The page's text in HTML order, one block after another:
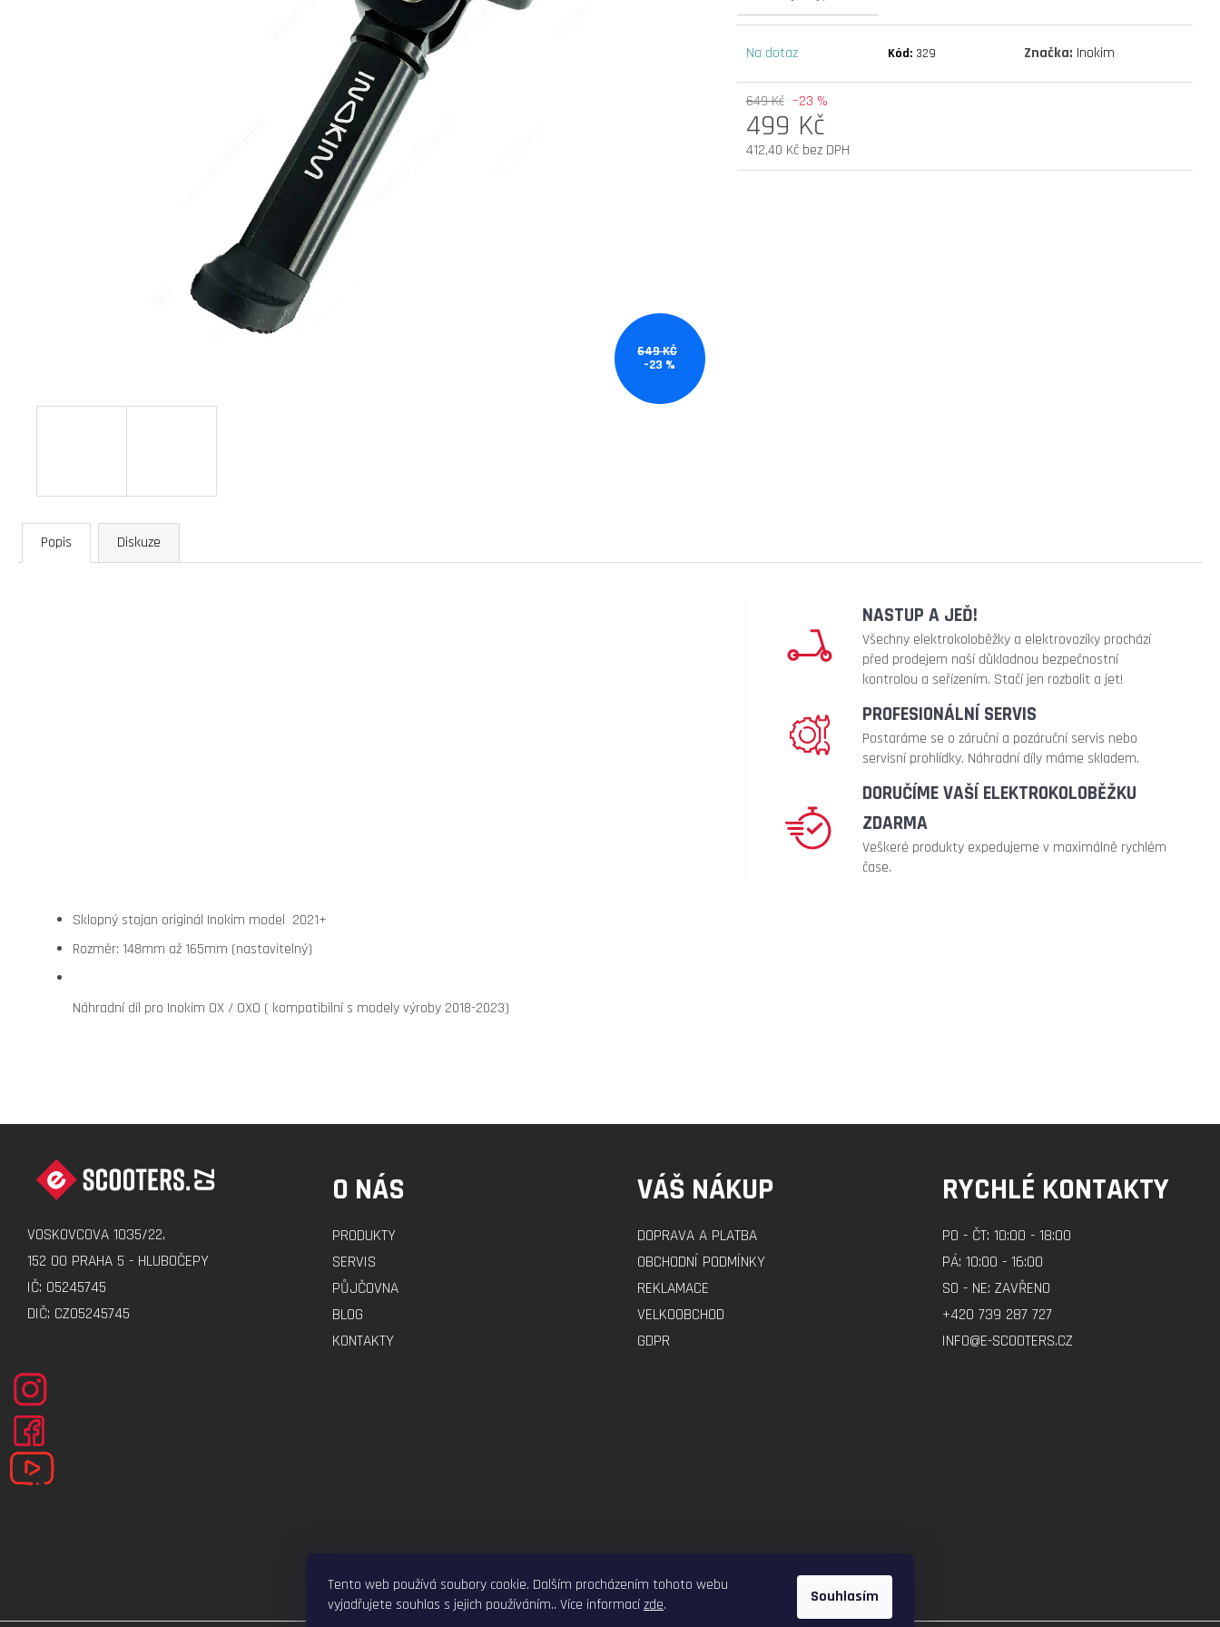
Tento web používá soubory cookie. Dalším procházením tohoto webu
vyjadřujete souhlas s jejich používáním.. Více informacízde. Souhlasím
Na dotaz Kód: 329 Značka: Inokim
649 Kč –23 %
499 Kč
412,40 Kč bez DPH
Měrná
649 KČ
–23 %
Popis Diskuze
NASTUP A JEĎ!
Všechny elektrokoloběžky a elektrovozíky prochází
před prodejem naší důkladnou bezpečnostní
kontrolou a seřízením. Stačí jen rozbalit a jet!
PROFESIONÁLNÍ SERVIS
Postaráme se o záruční a pozáruční servis nebo
servisní prohlídky. Náhradní díly máme skladem.
DORUČÍME VAŠÍ ELEKTROKOLOBĚŽKU
ZDARMA
Veškeré produkty expedujeme v maximálně rychlém
čase.
Sklopný stojan originál Inokim model 2021+
Rozměr: 148mm až 165mm (nastavitelný)
Náhradní díl pro Inokim OX / OXO ( kompatibilní s modely výroby 2018-2023)
elektrokoloběžka inokim oxo super 60v
25,6ah lg
54 900 Kč
Původně:
elektrokoloběžka mantis 10 eco 800 facelift
v.2 cz edition
33 990 Kč
VOSKOVCOVA 1035/22,
152 00 PRAHA 5 - HLUBOČEPY
IČ: 05245745
DIČ: CZ05245745
O NÁS
PRODUKTY
SERVIS
PŮJČOVNA
BLOG
KONTAKTY
VÁŠ NÁKUP
DOPRAVA A PLATBA
OBCHODNÍ PODMÍNKY
REKLAMACE
VELKOOBCHOD
GDPR
RYCHLÉ KONTAKTY
PO - ČT: 10:00 - 18:00
PÁ: 10:00 - 16:00
SO - NE: ZAVŘENO
+420 739 287 727
INFO@E-SCOOTERS.CZ
ELEKTRO-VOZITKO.CZ ELEKTROKOLOBEZKY.CZ